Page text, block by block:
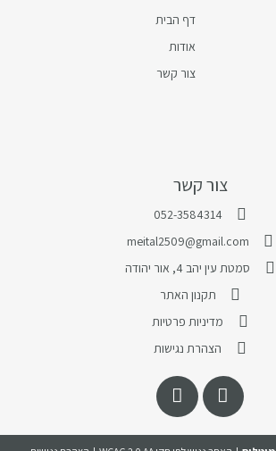
צור קשר
052-3584314
meital2509@gmail.com
סמטת עין יהב 4, אור יהודה
תקנון האתר
מדיניות פרטיות
הצהרת נגישות
דף הבית
אודות
צור קשר